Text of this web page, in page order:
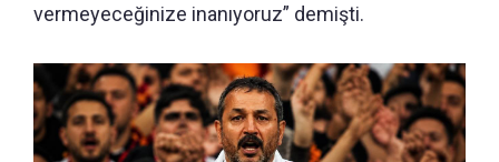
vermeyeceğinize inanıyoruz” demişti.